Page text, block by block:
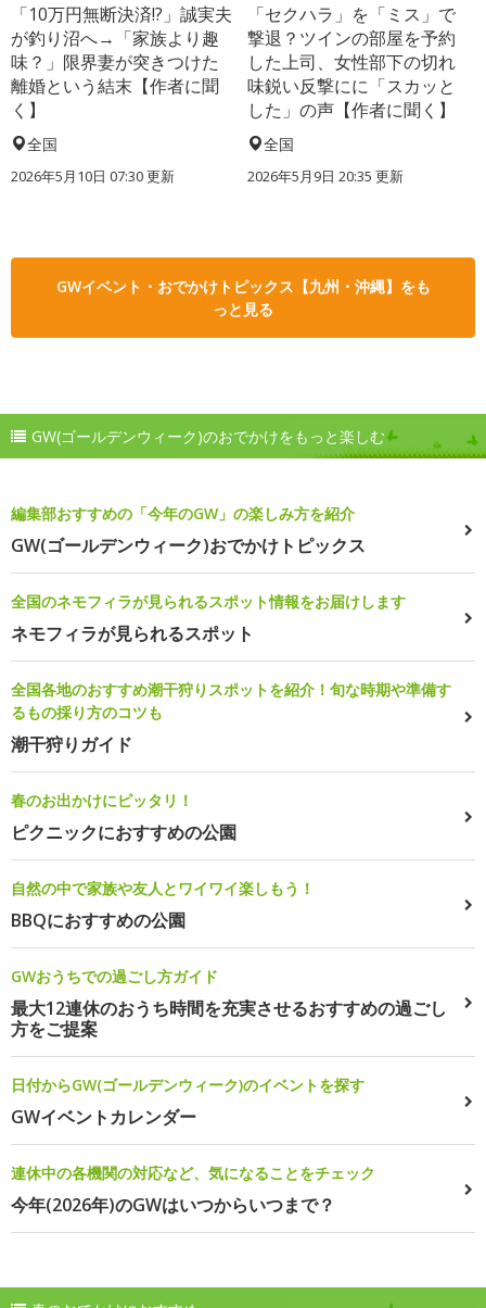
「10万円無断決済!?」誠実夫
が釣り沼へ→「家族より趣
味？」限界妻が突きつけた
離婚という結末【作者に聞
く】
全国
2026年5月10日 07:30 更新
「セクハラ」を「ミス」で
撃退？ツインの部屋を予約
した上司、女性部下の切れ
味鋭い反撃にに「スカッと
した」の声【作者に聞く】
全国
2026年5月9日 20:35 更新
GWイベント・おでかけトピックス【九州・沖縄】をも
っと見る
GW(ゴールデンウィーク)のおでかけをもっと楽しむ
編集部おすすめの「今年のGW」の楽しみ方を紹介
GW(ゴールデンウィーク)おでかけトピックス
全国のネモフィラが見られるスポット情報をお届けします
ネモフィラが見られるスポット
全国各地のおすすめ潮干狩りスポットを紹介！旬な時期や準備す
るもの採り方のコツも
潮干狩りガイド
春のお出かけにピッタリ！
ピクニックにおすすめの公園
自然の中で家族や友人とワイワイ楽しもう！
BBQにおすすめの公園
GWおうちでの過ごし方ガイド
最大12連休のおうち時間を充実させるおすすめの過ごし
方をご提案
日付からGW(ゴールデンウィーク)のイベントを探す
GWイベントカレンダー
連休中の各機関の対応など、気になることをチェック
今年(2026年)のGWはいつからいつまで？